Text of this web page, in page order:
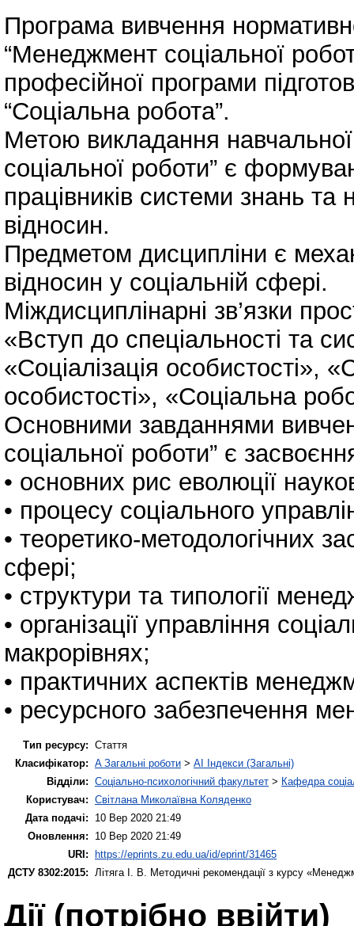
Програма вивчення
“Менеджмент соціальної
професійної програми
“Соціальна робота”.
Метою викладання
соціальної роботи” є
працівників системи знань та
відносин.
Предметом дисципліни є
відносин у соціальній сфері.
Міждисциплінарні зв’язки
«Вступ до спеціальності та
«Соціалізація
особистості», «Соціальна
Основними завданнями
соціальної роботи” є
• основних рис еволюції
• процесу соціального
• теоретико-методологічних
сфері;
• структури та типології
• організації управління
макрорівнях;
• практичних аспектів
• ресурсного забезпечення
Тип ресурсу: Стаття
Класифікатор: A Загальні роботи > AI Індекси (Загальні)
Відділи: Соціально-психологічний факультет > Кафедра
Користувач: Світлана Миколаївна Коляденко
Дата подачі:
10 Вер 2020 21:49
Оновлення:
10 Вер 2020 21:49
URI: https://eprints.zu.edu.ua/id/eprint/31465
ДСТУ 8302:2015:
Літяга І. В. Методичні рекомендації з курсу
Дії ​​(потрібно ввійти)